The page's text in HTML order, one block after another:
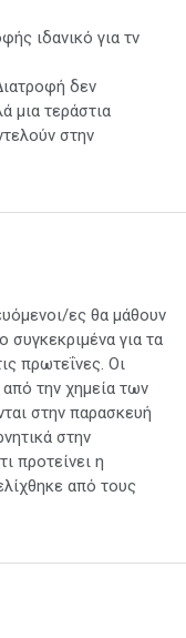
ιδανικό για τν
δεν
μια τεράστια
στην
ες θα μάθουν
συγκεκριμένα για τα
πρωτεΐνες. Οι
την χημεία των
στην παρασκευή
στην
προτείνει η
από τους